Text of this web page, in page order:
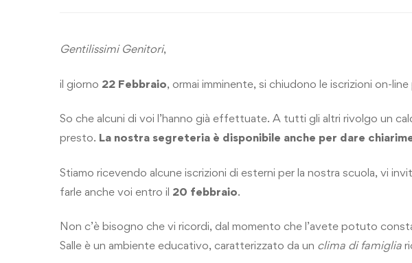
Gentilissimi Genitori,
il giorno 22 Febbraio, ormai imminente, si chiudono le iscrizioni on-
So che alcuni di voi l’hanno già effettuate. A tutti gli altri rivolgo un
presto. La nostra segreteria è disponibile anche per dare
Stiamo ricevendo alcune iscrizioni di esterni per la nostra scuola, vi
farle anche voi entro il 20 febbraio.
Non c’è bisogno che vi ricordi, dal momento che l’avete potuto
Salle è un ambiente educativo, caratterizzato da un clima di famiglia